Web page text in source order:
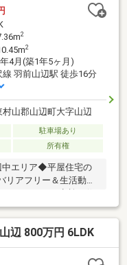
2
2
4月(築1年5ヶ月)
線 羽前山辺駅 徒歩16分
村山郡山辺町大字山辺
駐車場あり
所有権
中エリア◆平屋住宅の
アフリー＆生活動線
では経験豊富なス
せていただいておりま
、お気軽にお問合せく
ことも多いはず…土地
何でも構いません！お
辺 800万円 6LDK